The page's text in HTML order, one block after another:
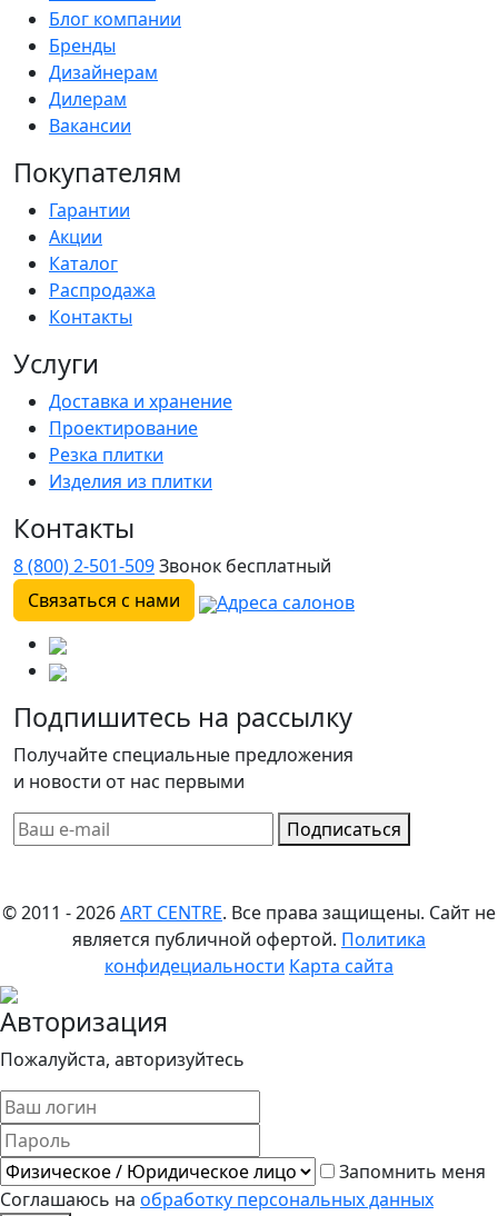
Блог компании
Бренды
Дизайнерам
Дилерам
Вакансии
Покупателям
Гарантии
Акции
Каталог
Распродажа
Контакты
Услуги
Доставка и хранение
Проектирование
Резка плитки
Изделия из плитки
Контакты
8 (800) 2-501-509Звонок бесплатный
Связаться с нами
Адреса салонов
Подпишитесь на рассылку
Получайте специальные предложения
и новости от нас первыми
Подписаться
© 2011 - 2026ART CENTRE. Все права защищены. Сайт не
является публичной офертой. Политика
конфидециальности Карта сайта
Авторизация
Пожалуйста, авторизуйтесь
Запомнить меня
Соглашаюсь на обработку персональных данных